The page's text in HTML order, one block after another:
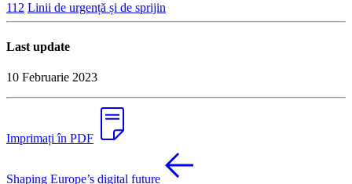
112 Linii de urgență și de sprijin
Last update
10 Februarie 2023
Imprimați în PDF
Shaping Europe’s digital future